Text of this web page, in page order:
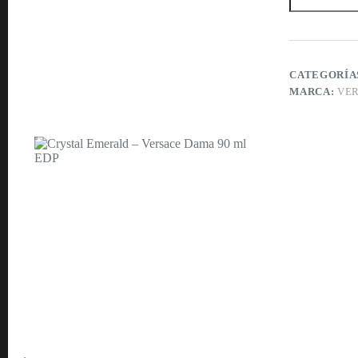
Versace
90
EDP
cantidad
MARCA: